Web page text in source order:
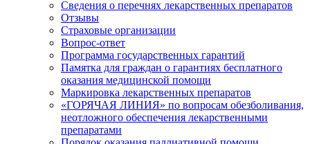
Сведения о перечнях лекарственных препаратов
Отзывы
Страховые организации
Вопрос-ответ
Программа государственных гарантий
Памятка для граждан о гарантиях бесплатного
оказания медицинской помощи
Маркировка лекарственных препаратов
«ГОРЯЧАЯ ЛИНИЯ» по вопросам обезболивания,
неотложного обеспечения лекарственными
препаратами